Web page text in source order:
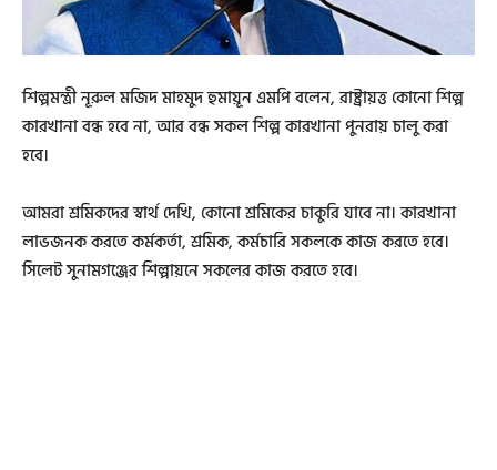
শিল্পমন্ত্রী নূরুল মজিদ মাহমুদ হুমায়ূন এমপি বলেন, রাষ্ট্রায়ত্ত কোনো শিল্প
কারখানা বন্ধ হবে না, আর বন্ধ সকল শিল্প কারখানা পুনরায় চালু করা
হবে।
আমরা শ্রমিকদের স্বার্থ দেখি, কোনো শ্রমিকের চাকুরি যাবে না। কারখানা
লাভজনক করতে কর্মকর্তা, শ্রমিক, কর্মচারি সকলকে কাজ করতে হবে।
সিলেট সুনামগঞ্জের শিল্পায়নে সকলের কাজ করতে হবে।